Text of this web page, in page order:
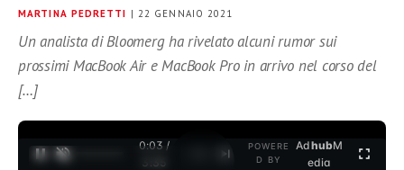
MARTINA PEDRETTI | 22 GENNAIO 2021
Un analista di Bloomerg ha rivelato alcuni rumor sui
prossimi MacBook Air e MacBook Pro in arrivo nel corso del
[…]
0:04 /
3:35
POWERE
D BY
AdhubM
edia